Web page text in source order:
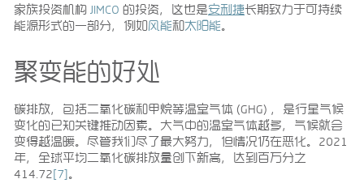
家族投资机构 JIMCO 的投资，这也是安利捷长期致力于可持续
能源形式的一部分，例如 风能和太阳能
聚变能的好处
碳排放，包括二氧化碳和甲烷等温室气体 (GHG) ，是行星气候
变化的已知关键推动因素。大气中的温室气体越多，气候就会
变得越温暖。尽管我们尽了最大努力，但情况仍在恶化。2021
年，全球平均二氧化碳排放量创下新高，达到百万分之
414.72 [7]